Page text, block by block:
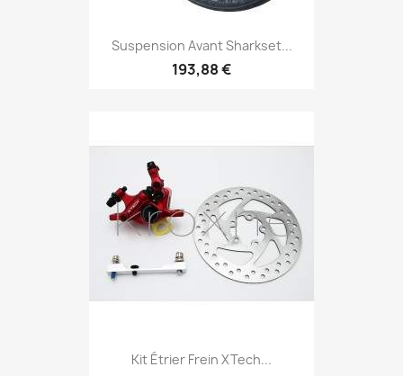
Suspension Avant Sharkset...
193,88 €
Kit Étrier Frein XTech...